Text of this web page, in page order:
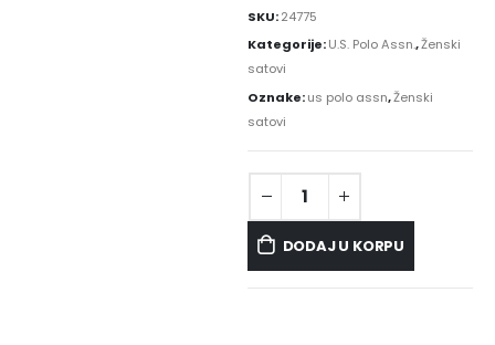
SKU:24775
Kategorije:U.S. Polo Assn.,Ženski
satovi
Oznake:us polo assn,Ženski
satovi
DODAJ U KORPU